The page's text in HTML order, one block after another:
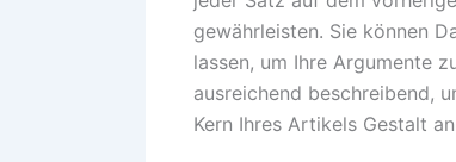
gewährleisten. Sie können
lassen, um Ihre Argumente
ausreichend beschreibend,
Kern Ihres Artikels Gestalt